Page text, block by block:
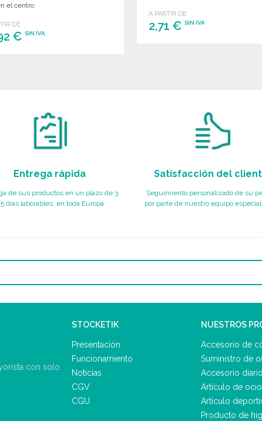
el centro.
DE
€SIN IVA
A PARTIR DE
2,71 €SIN IVA
Entrega rápida
de sus productos en un plazo de 3
días laborables, en toda Europa
Satisfacción del
Seguimiento personalizado de su
por parte de nuestro equipo
con solo
STOCKETIK
Presentación
Funcionamiento
Noticias
CGV
CGU
NUESTROS
Accesorio de
Suministro de
Accesorio diario
Artículo de ocio
Artículo
Producto de